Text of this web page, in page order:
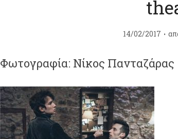
14/02/2017
Φωτογραφία: Νίκος Πανταζάρας